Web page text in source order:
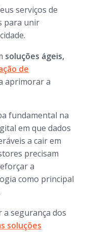
serviços de
para unir
soluções ágeis,
de
aprimorar a
fundamental na
em que dados
a cair em
precisam
a
como principal
a segurança dos
soluções